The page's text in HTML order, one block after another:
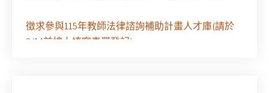
徵求參與115年教師法律諮詢補助計畫人才庫(請於
8/14前線上填寫表單登記)